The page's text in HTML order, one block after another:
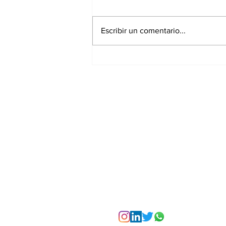
Escribir un comentario...